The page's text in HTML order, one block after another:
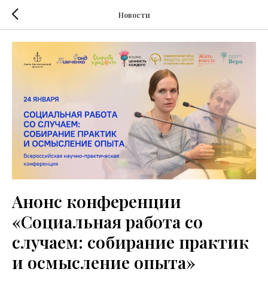
Новости
Анонс конференции
«Социальная работа со
случаем: собирание практик
и осмысление опыта»